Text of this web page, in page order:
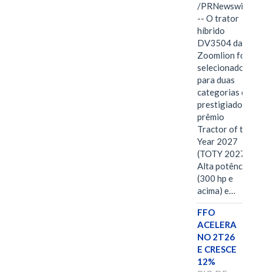
/PRNewswire/
-- O trator
híbrido
DV3504 da
Zoomlion foi
selecionado
para duas
categorias do
prestigiado
prêmio
Tractor of the
Year 2027
(TOTY 2027:
Alta potência
(300 hp e
acima) e…
FFO
ACELERA
NO 2T26
E CRESCE
12%